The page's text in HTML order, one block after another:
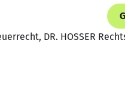
DR. HOSSER